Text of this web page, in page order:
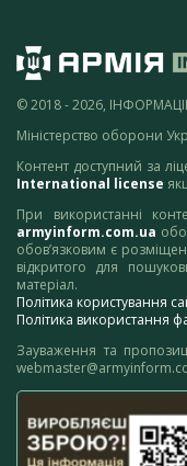
© 2018 - 2026,
Міністерство оборони
Контент доступний за
International license
При використанні
armyinform.com.ua
обов’язковим є
відкритого для
матеріал.
Політика користування
Політика використання
Зауваження та